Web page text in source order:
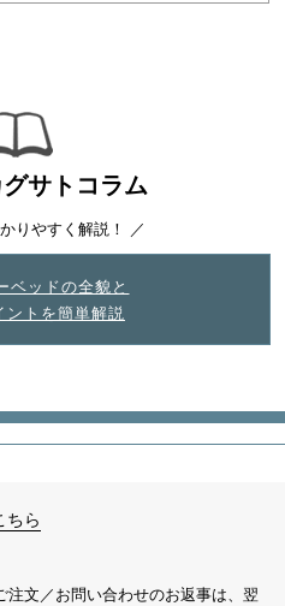
サトコラム
りやすく解説！ ／
ベッドの全貌と
ントを簡単解説
ちら
文／お問い合わせのお返事は、翌